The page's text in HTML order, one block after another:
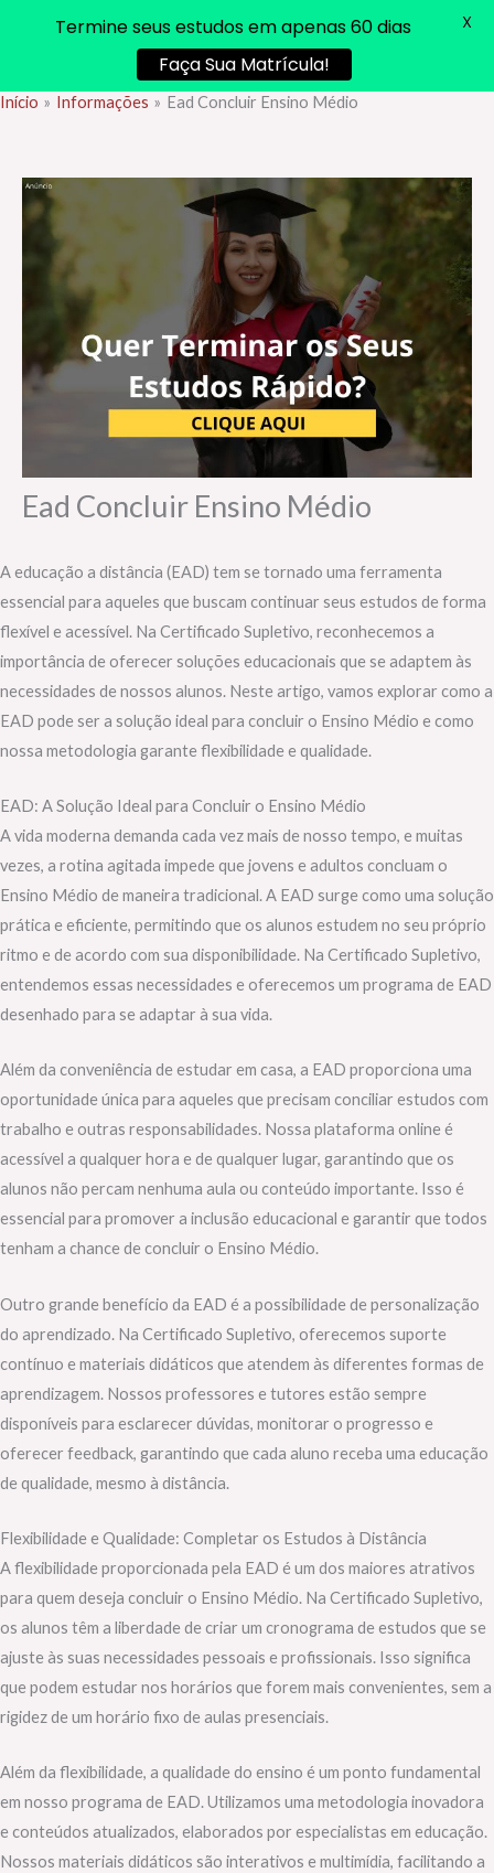
Ir
conteúdo
Início Informações Ead Concluir Ensino Médio
Ead Concluir Ensino Médio
A educação a distância (EAD) tem se tornado uma ferramenta
essencial para aqueles que buscam continuar seus estudos de forma
flexível e acessível. Na Certificado Supletivo, reconhecemos a
importância de oferecer soluções educacionais que se adaptem às
necessidades de nossos alunos. Neste artigo, vamos explorar como a
EAD pode ser a solução ideal para concluir o Ensino Médio e como
nossa metodologia garante flexibilidade e qualidade.
EAD: A Solução Ideal para Concluir o Ensino Médio
A vida moderna demanda cada vez mais de nosso tempo, e muitas
vezes, a rotina agitada impede que jovens e adultos concluam o
Ensino Médio de maneira tradicional. A EAD surge como uma solução
prática e eficiente, permitindo que os alunos estudem no seu próprio
ritmo e de acordo com sua disponibilidade. Na Certificado Supletivo,
entendemos essas necessidades e oferecemos um programa de EAD
desenhado para se adaptar à sua vida.
Além da conveniência de estudar em casa, a EAD proporciona uma
oportunidade única para aqueles que precisam conciliar estudos com
trabalho e outras responsabilidades. Nossa plataforma online é
acessível a qualquer hora e de qualquer lugar, garantindo que os
alunos não percam nenhuma aula ou conteúdo importante. Isso é
essencial para promover a inclusão educacional e garantir que todos
tenham a chance de concluir o Ensino Médio.
Outro grande benefício da EAD é a possibilidade de personalização
do aprendizado. Na Certificado Supletivo, oferecemos suporte
contínuo e materiais didáticos que atendem às diferentes formas de
aprendizagem. Nossos professores e tutores estão sempre
disponíveis para esclarecer dúvidas, monitorar o progresso e
oferecer feedback, garantindo que cada aluno receba uma educação
de qualidade, mesmo à distância.
Flexibilidade e Qualidade: Completar os Estudos à Distância
A flexibilidade proporcionada pela EAD é um dos maiores atrativos
para quem deseja concluir o Ensino Médio. Na Certificado Supletivo,
os alunos têm a liberdade de criar um cronograma de estudos que se
ajuste às suas necessidades pessoais e profissionais. Isso significa
que podem estudar nos horários que forem mais convenientes, sem a
rigidez de um horário fixo de aulas presenciais.
Além da flexibilidade, a qualidade do ensino é um ponto fundamental
em nosso programa de EAD. Utilizamos uma metodologia inovadora
e conteúdos atualizados, elaborados por especialistas em educação.
Nossos materiais didáticos são interativos e multimídia, facilitando a
Termine seus estudos em apenas 60 dias
Faça Sua Matrícula!
X